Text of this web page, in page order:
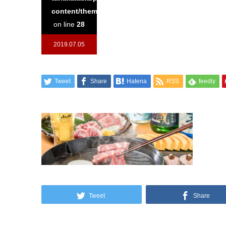
content/themes/kadan_tcd056/single.php
on line 28
2019.07.05
Tweet Share Hatena RSS feedly
Tweet Share